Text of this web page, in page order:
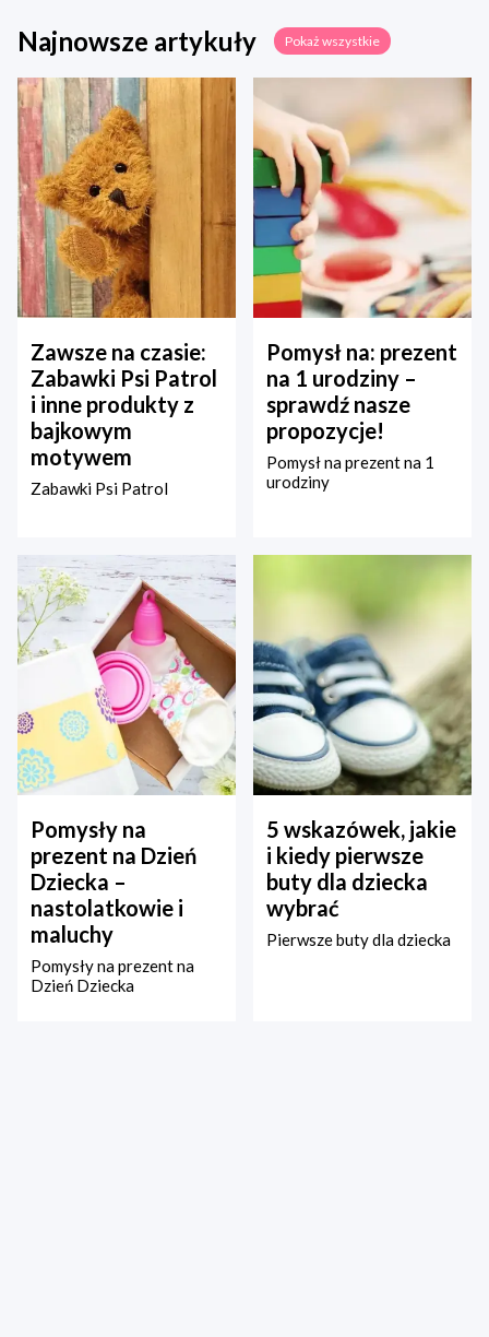
Najnowsze artykuły Pokaż wszystkie
Zawsze na czasie:
Zabawki Psi Patrol
i inne produkty z
bajkowym
motywem
Zabawki Psi Patrol
Pomysł na: prezent
na 1 urodziny –
sprawdź nasze
propozycje!
Pomysł na prezent na 1
urodziny
Pomysły na
prezent na Dzień
Dziecka –
nastolatkowie i
maluchy
Pomysły na prezent na
Dzień Dziecka
5 wskazówek, jakie
i kiedy pierwsze
buty dla dziecka
wybrać
Pierwsze buty dla dziecka